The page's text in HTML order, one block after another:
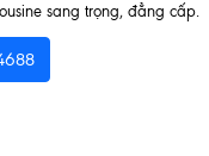
sang trọng, đẳng cấp.